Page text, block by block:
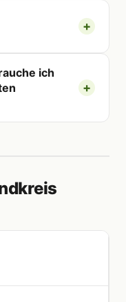
ich